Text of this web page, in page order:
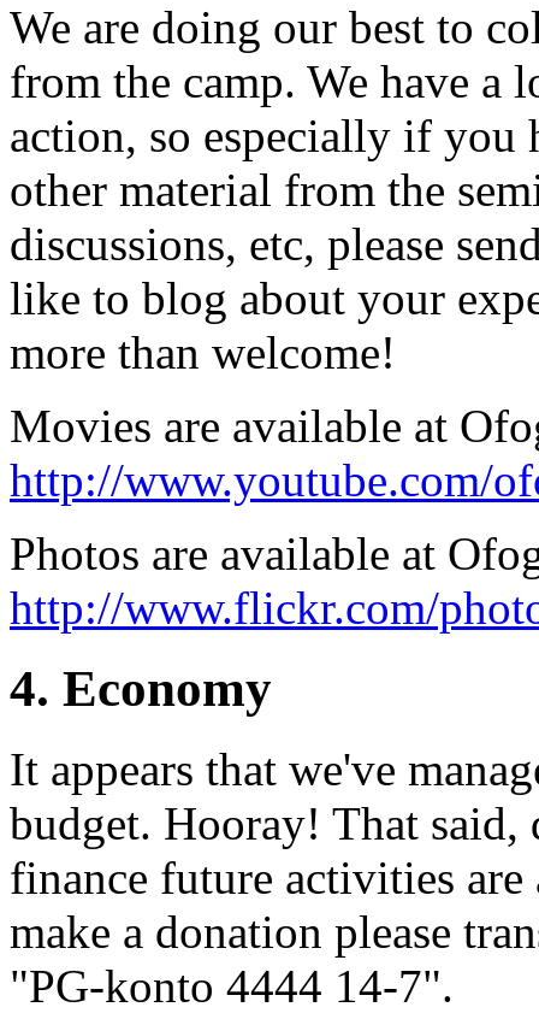
We are doing our best to
from the camp. We have a
action, so especially if you
other material from the
discussions, etc, please
like to blog about your
more than welcome!
Movies are available at
http://www.youtube.com/
Photos are available at
http://www.flickr.com/
4. Economy
It appears that we've
budget. Hooray! That
finance future activities
make a donation please
"PG-konto 4444 14-7".